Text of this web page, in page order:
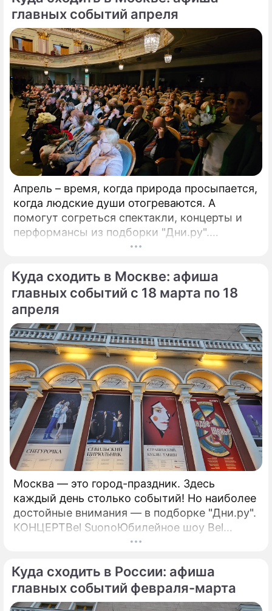
главных событий апреля
Апрель – время, когда природа просыпается,
когда людские души отогреваются. А
помогут согреться спектакли, концерты и
перформансы из подборки "Дни.ру".
ГАСТРОЛИ"Материнское сердце"Открытый
представляют московские гастроли
Большого драматического театра им.
Куда сходить в Москве: афиша
главных событий с 18 марта по 18
апреля
Москва — это город-праздник. Здесь
каждый день столько событий! Но наиболее
достойные внимания — в подборке "Дни.ру".
КОНЦЕРТBel SuonoЮбилейное шоу Bel
в уникальном формате.
Куда сходить в России: афиша
главных событий февраля-марта